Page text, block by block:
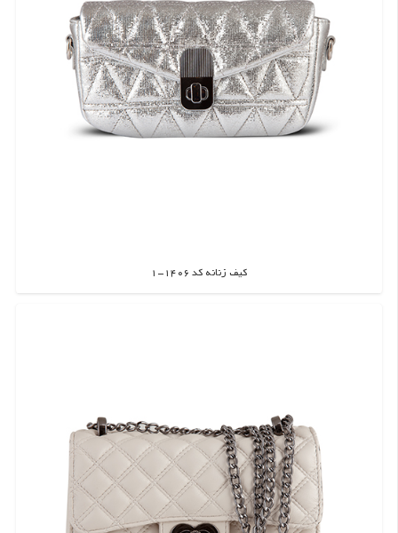
کیف زنانه کد 1406-1
اطلاعات بیشتر